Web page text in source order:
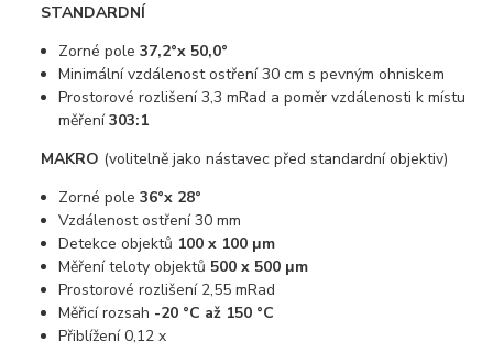
STANDARDNÍ
Zorné pole37,2°x 50,0°
Minimální vzdálenost ostření 30 cm s pevným ohniskem
Prostorové rozlišení 3,3 mRad a poměr vzdálenosti k místu
měření303:1
MAKRO (volitelně jako nástavec před standardní objektiv)
Zorné pole36°x 28°
Vzdálenost ostření 30 mm
Detekce objektů 100 x 100 μm
Měření teloty objektů 500 x 500 μm
Prostorové rozlišení 2,55 mRad
Měřicí rozsah -20 °C až 150 °C
Přiblížení 0,12 x